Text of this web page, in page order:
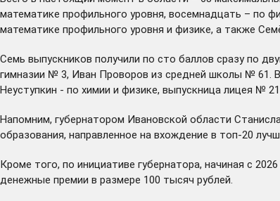
математике профильного уровня, восемнадцать – по
математике профильного уровня и физике, а также
Семь выпускников получили по сто баллов сразу по
гимназии № 3, Иван Проворов из средней школы № 61.
Неуступкин - по химии и физике, выпускница лицея №
Напомним, губернатором Ивановской области
образования, направленное на вхождение в топ-20
Кроме того, по инициативе губернатора, начиная с
денежные премии в размере 100 тысяч рублей.